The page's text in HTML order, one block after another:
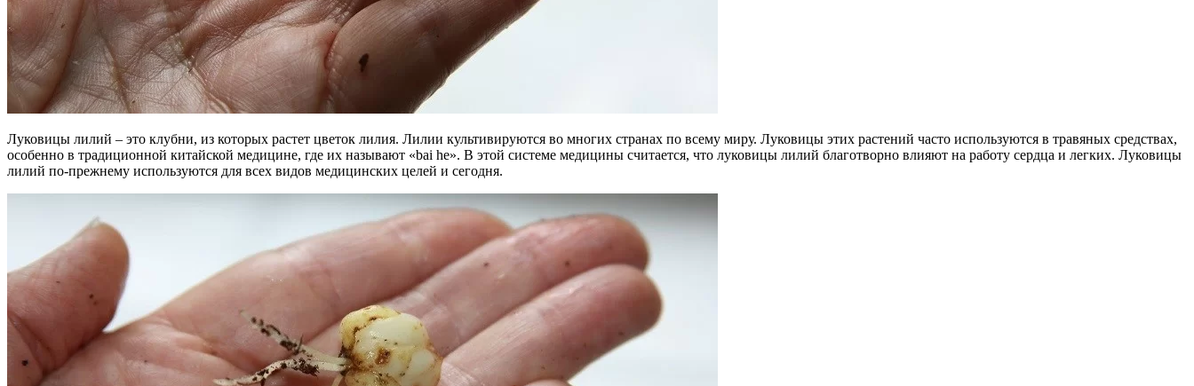
Луковицы лилий – это клубни, из которых растет цветок лилия. Лилии культивируются во многих странах по всему миру. Луковицы этих растений часто используются в травяных средствах,
особенно в традиционной китайской медицине, где их называют «bai he». В этой системе медицины считается, что луковицы лилий благотворно влияют на работу сердца и легких. Луковицы
лилий по-прежнему используются для всех видов медицинских целей и сегодня.